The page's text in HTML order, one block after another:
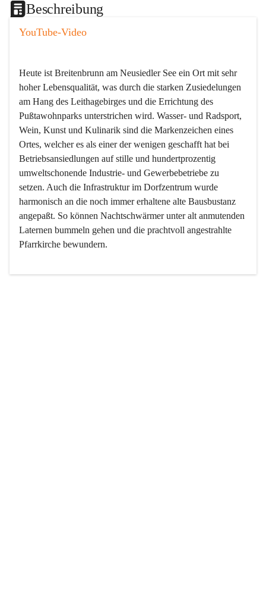
Beschreibung
YouTube-Video
Heute ist Breitenbrunn am Neusiedler See ein Ort mit sehr
hoher Lebensqualität, was durch die starken Zusiedelungen
am Hang des Leithagebirges und die Errichtung des
Pußtawohnparks unterstrichen wird. Wasser- und Radsport,
Wein, Kunst und Kulinarik sind die Markenzeichen eines
Ortes, welcher es als einer der wenigen geschafft hat bei
Betriebsansiedlungen auf stille und hundertprozentig
umweltschonende Industrie- und Gewerbebetriebe zu
setzen. Auch die Infrastruktur im Dorfzentrum wurde
harmonisch an die noch immer erhaltene alte Bausbustanz
angepaßt. So können Nachtschwärmer unter alt anmutenden
Laternen bummeln gehen und die prachtvoll angestrahlte
Pfarrkirche bewundern.
Der Weinbau dominert heute nicht mehr, ist aber integrativer